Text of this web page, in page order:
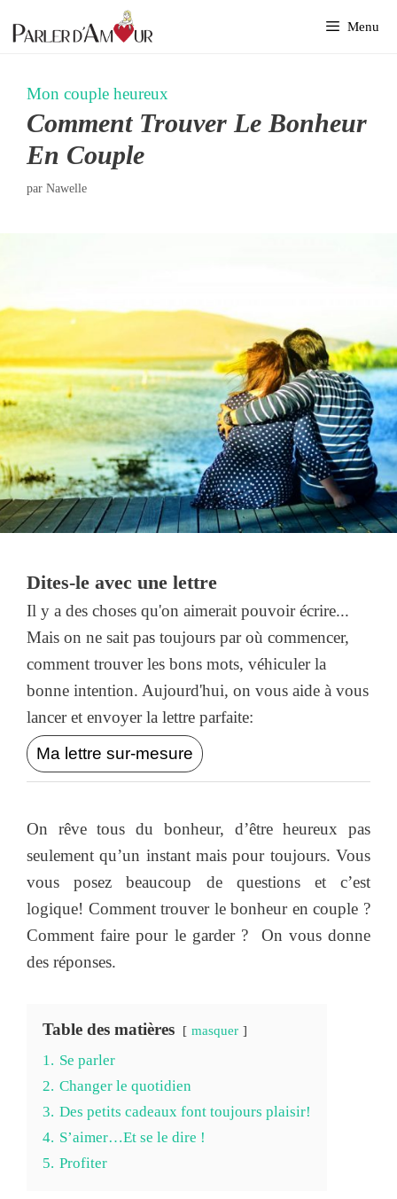
au
Menu
Mon couple heureux
Comment Trouver Le Bonheur
En Couple
par Nawelle
Dites-le avec une lettre
Il y a des choses qu'on aimerait pouvoir écrire...
Mais on ne sait pas toujours par où commencer,
comment trouver les bons mots, véhiculer la
bonne intention. Aujourd'hui, on vous aide à vous
lancer et envoyer la lettre parfaite:
Ma lettre sur-mesure
On rêve tous du bonheur, d’être heureux pas
seulement qu’un instant mais pour toujours. Vous
vous posez beaucoup de questions et c’est
logique! Comment trouver le bonheur en couple ?
Comment faire pour le garder ? On vous donne
des réponses.
Table des matières masquer
1. Se parler
2. Changer le quotidien
3. Des petits cadeaux font toujours plaisir!
4. S’aimer…Et se le dire !
5. Profiter